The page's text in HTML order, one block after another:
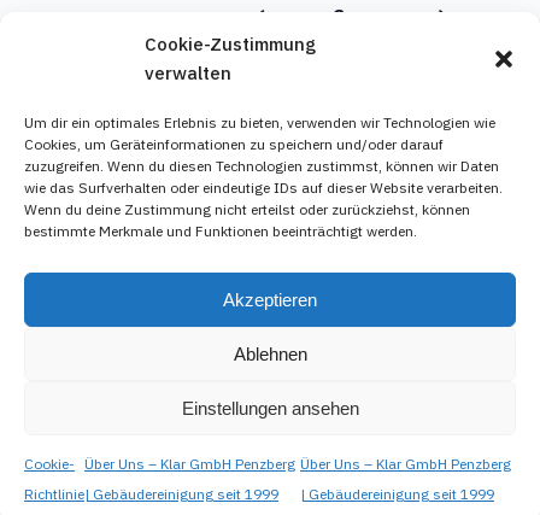
Cookie-Zustimmung
verwalten
Um dir ein optimales Erlebnis zu bieten, verwenden wir Technologien wie
Cookies, um Geräteinformationen zu speichern und/oder darauf
zuzugreifen. Wenn du diesen Technologien zustimmst, können wir Daten
wie das Surfverhalten oder eindeutige IDs auf dieser Website verarbeiten.
Wenn du deine Zustimmung nicht erteilst oder zurückziehst, können
bestimmte Merkmale und Funktionen beeinträchtigt werden.
Akzeptieren
Ablehnen
Einstellungen ansehen
Cookie-
Richtlinie
Über Uns – Klar GmbH Penzberg
| Gebäudereinigung seit 1999
Über Uns – Klar GmbH Penzberg
| Gebäudereinigung seit 1999
Impressum (Kurzfassung)
Vollständigen Impressumstext und Datenschutzerklärung
rechtlich prüfen lassen.